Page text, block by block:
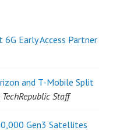
Early Access Partner
and T-Mobile Split
TechRepublic Staff
Gen3 Satellites